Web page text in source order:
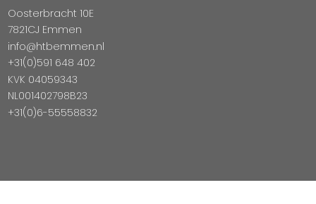
Oosterbracht 10E
7821CJ Emmen
info@htbemmen.nl
+31(0)591 648 402
KVK 04059343
NL001402798B23
+31(0)6-55558832